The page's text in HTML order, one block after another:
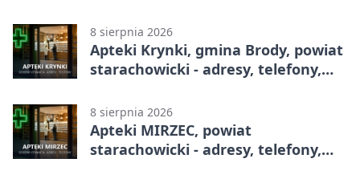
8 sierpnia 2026
Apteki Krynki, gmina Brody, powiat
starachowicki - adresy, telefony,
8 sierpnia 2026
Apteki MIRZEC, powiat
starachowicki - adresy, telefony,